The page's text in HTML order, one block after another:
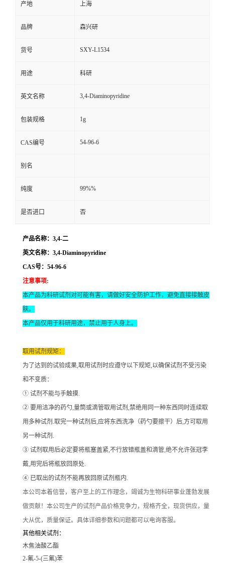
产地 上海
品牌 森兴研
货号 SXY-L1534
用途 科研
英文名称 3,4-Diaminopyridine
包装规格 1g
CAS编号 54-96-6
别名
纯度 99%%
是否进口 否
产品名称：3,4-二
英文名称：3,4-Diaminopyridine
CAS号：54-96-6
注意事项:
本产品为科研试剂对可能有害，请做好安全防护工作，避免直接接触皮
肤。
本产品仅用于科研用途，禁止用于人身上。
取用试剂规矩：
为了达到的试验成果,取用试剂时应遵守以下规矩,以确保试剂不受污染
和不变质：
① 试剂不能与手触摸.
② 要用洁净的药勺,量筒或滴管取用试剂,禁绝用同一种东西同时连续取
用多种试剂.取完一种试剂后,应将东西洗净（药勺要擦干）后,方可取用
另一种试剂.
③ 试剂取用后必定要将瓶塞盖紧,不行放错瓶盖和滴管,绝不允许张冠李
戴,用完后将瓶放回原处.
④ 已取出的试剂不能再放回原试剂瓶内.
本公司本着信誉，客户至上的工作理念，竭诚为生物科研事业蓬勃发展
做贡献！本公司生产的试剂产品价格竞争力，规格齐全，现货供应，量
大从优，质量保证。具体详细参数和问题都可以电询客服。
其他相关试剂：
木焦油酸乙酯
2-氟-5-(三氟)苯